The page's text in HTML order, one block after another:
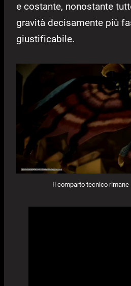
e costante, nonostante
gravità decisamente più
giustificabile.
Il comparto tecnico